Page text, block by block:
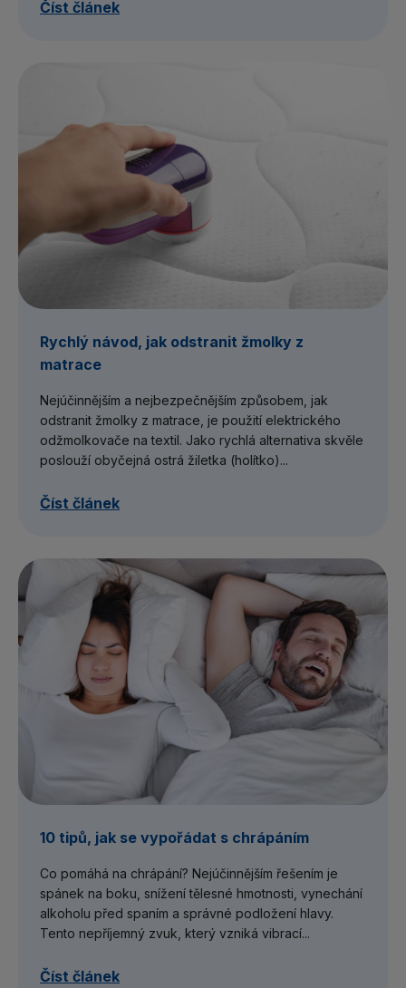
Číst článek
Rychlý návod, jak odstranit žmolky z
matrace
Nejúčinnějším a nejbezpečnějším způsobem, jak
odstranit žmolky z matrace, je použití elektrického
odžmolkovače na textil. Jako rychlá alternativa skvěle
poslouží obyčejná ostrá žiletka (holítko)...
Číst článek
10 tipů, jak se vypořádat s chrápáním
Co pomáhá na chrápání? Nejúčinnějším řešením je
spánek na boku, snížení tělesné hmotnosti, vynechání
alkoholu před spaním a správné podložení hlavy.
Tento nepříjemný zvuk, který vzniká vibrací...
Číst článek